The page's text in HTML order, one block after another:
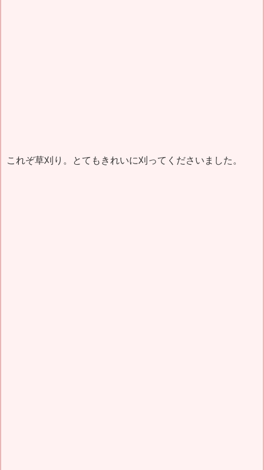
これぞ草刈り。とてもきれいに刈ってくださいました。